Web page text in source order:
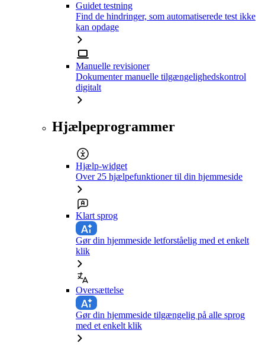
Guidet testning
Find de hindringer, som automatiserede test ikke
kan opdage
Manuelle revisioner
Dokumenter manuelle tilgængelighedskontrol
digitalt
Hjælpeprogrammer
Hjælp-widget
Over 25 hjælpefunktioner til din hjemmeside
Klart sprog
Gør din hjemmeside letforståelig med et enkelt
klik
Oversættelse
Gør din hjemmeside tilgængelig på alle sprog
med et enkelt klik